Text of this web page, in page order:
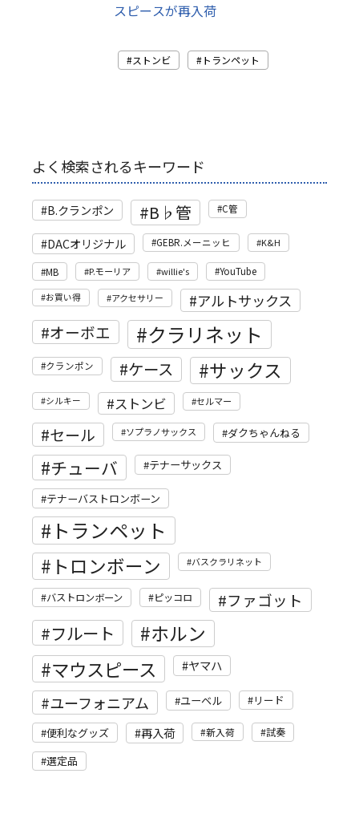
スピースが再入荷
ストンビ トランペット
よく検索されるキーワード
B.クランポン B♭管 C管
DACオリジナル GEBR.メーニッヒ K&H
MB P.モーリア willie's YouTube
お買い得 アクセサリー アルトサックス
オーボエ クラリネット
クランポン ケース サックス
シルキー ストンビ セルマー
セール ソプラノサックス ダクちゃんねる
チューバ テナーサックス
テナーバストロンボーン
トランペット
トロンボーン バスクラリネット
バストロンボーン ピッコロ ファゴット
フルート ホルン
マウスピース ヤマハ
ユーフォニアム ユーベル リード
便利なグッズ 再入荷 新入荷 試奏
選定品